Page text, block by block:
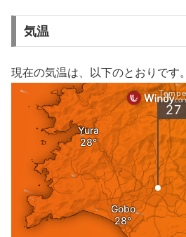
気温
現在の気温は、以下のとおりです。